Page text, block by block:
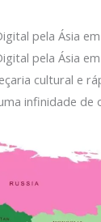
pela Ásia
pela Ásia
cultural e
infinidade de